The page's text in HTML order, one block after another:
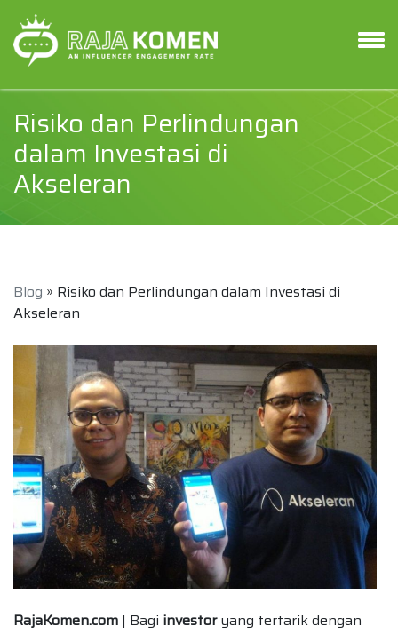
Risiko dan Perlindungan
dalam Investasi di
Akseleran
Blog » Risiko dan Perlindungan dalam Investasi di
Akseleran
RajaKomen.com | Bagi investoryang tertarik dengan